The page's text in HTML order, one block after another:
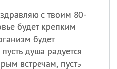
с твоим 80-
будет крепким
будет
душа радуется
встречам, пусть
День ассирийских
мучеников
Национальный день
маяка
Годовщина битвы при